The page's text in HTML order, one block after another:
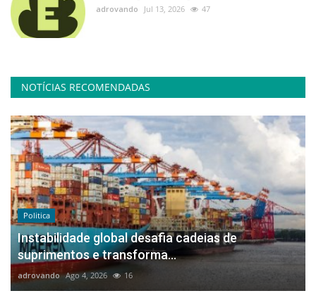
adrovando Jul 13, 2026 47
NOTÍCIAS RECOMENDADAS
Politica
Instabilidade global desafia cadeias de
suprimentos e transforma...
adrovando Ago 4, 2026 16